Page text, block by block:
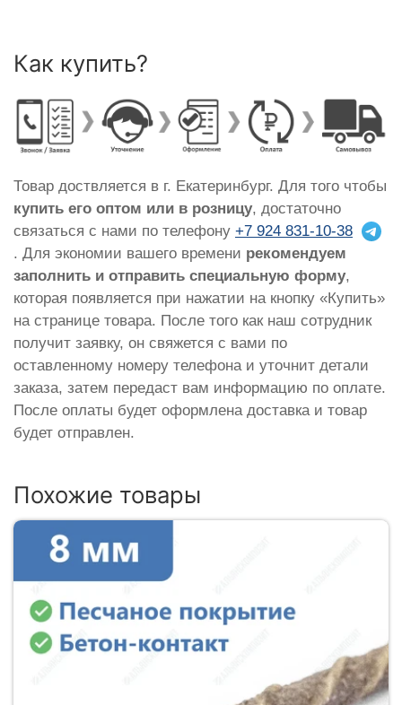
Как купить?
Товар доствляется в г. Екатеринбург. Для того чтобы
купить его оптом или в розницу, достаточно
связаться с нами по телефону +7 924 831-10-38
. Для экономии вашего времени рекомендуем
заполнить и отправить специальную форму,
которая появляется при нажатии на кнопку «Купить»
на странице товара. После того как наш сотрудник
получит заявку, он свяжется с вами по
оставленному номеру телефона и уточнит детали
заказа, затем передаст вам информацию по оплате.
После оплаты будет оформлена доставка и товар
будет отправлен.
Похожие товары